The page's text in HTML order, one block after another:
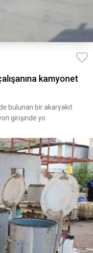
kamyonet
bulunan bir akaryakıt
girişinde yo